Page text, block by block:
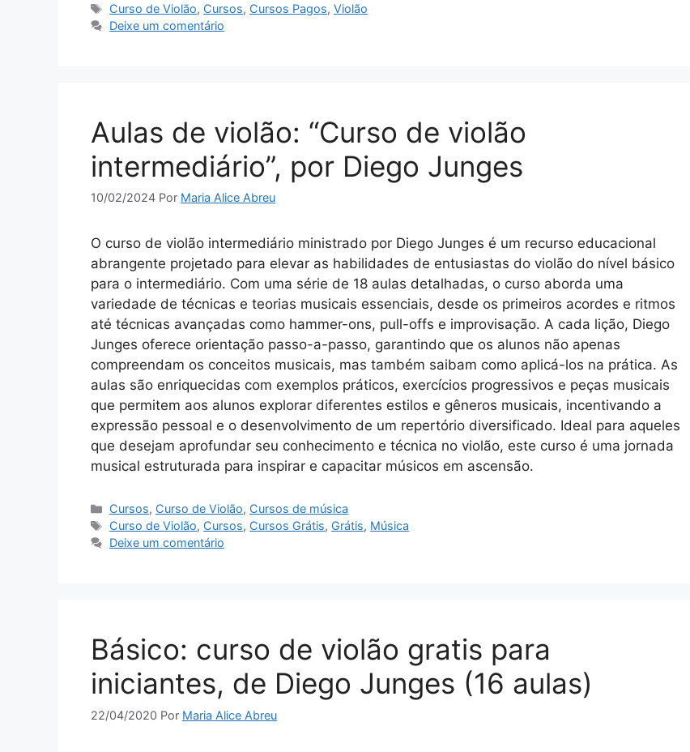
Tags
Curso de Violão, Cursos, Cursos Pagos,Violão
Deixe um comentário
Aulas de violão: “Curso de violão
intermediário”, por Diego Junges
10/02/2024 Por Maria Alice Abreu
O curso de violão intermediário ministrado por Diego Junges é um recurso educacional
abrangente projetado para elevar as habilidades de entusiastas do violão do nível básico
para o intermediário. Com uma série de 18 aulas detalhadas, o curso aborda uma
variedade de técnicas e teorias musicais essenciais, desde os primeiros acordes e ritmos
até técnicas avançadas como hammer-ons, pull-offs e improvisação. A cada lição, Diego
Junges oferece orientação passo-a-passo, garantindo que os alunos não apenas
compreendam os conceitos musicais, mas também saibam como aplicá-los na prática. As
aulas são enriquecidas com exemplos práticos, exercícios progressivos e peças musicais
que permitem aos alunos explorar diferentes estilos e gêneros musicais, incentivando a
expressão pessoal e o desenvolvimento de um repertório diversificado. Ideal para aqueles
que desejam aprofundar seu conhecimento e técnica no violão, este curso é uma jornada
musical estruturada para inspirar e capacitar músicos em ascensão.
Categorias
Cursos, Curso de Violão, Cursos de música
Tags
Curso de Violão, Cursos, Cursos Grátis, Grátis, Música
Deixe um comentário
Básico: curso de violão gratis para
iniciantes, de Diego Junges (16 aulas)
22/04/2020 Por Maria Alice Abreu